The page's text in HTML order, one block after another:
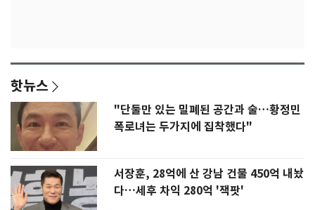
핫뉴스
"단둘만 있는 밀폐된 공간과 술…황정민
폭로녀는 두가지에 집착했다"
서장훈, 28억에 산 강남 건물 450억 내놨
다…세후 차익 280억 '잭팟'